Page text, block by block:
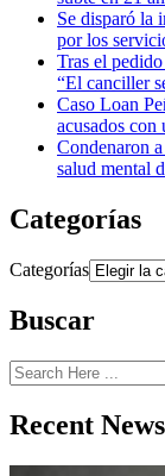
Se disparó la
por los
Tras el
“El canciller
Caso Loan
acusados con
Condenaron
salud mental
Categorías
Categorías
Buscar
Recent News